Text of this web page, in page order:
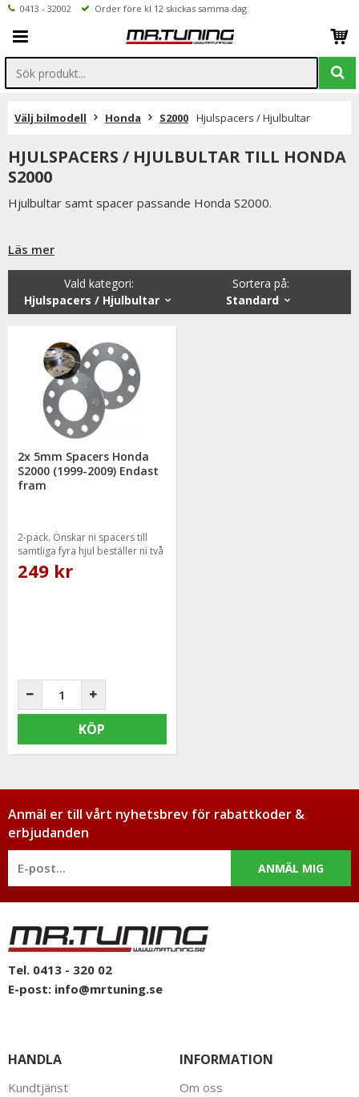
0413 - 32002 Order före kl 12 skickas samma dag
Välj bilmodell Honda S2000 Hjulspacers / Hjulbultar
HJULSPACERS / HJULBULTAR TILL HONDA
S2000
Hjulbultar samt spacer passande Honda S2000.
låsbultar som är helt rundade & de har även lös ytterring.
Detta i samband med låsbultar, som vi även erbjuder, minskar
avesvärt stöldrisken.
resulterar i att våra spacers ger exceptionell balans.
Vi på Mr Tuning har själva ett stort intresse för bilstyling &
biltuning, därför vet vi att de produkter vi erbjuder håller
måttet då vi aldrig skulle erbjuda någonting vi själva inte skulle
välja att använda.
Alla spacers till Honda S2000 har bultmönster 5/114,3.
Läs mer
Sortera på:
Standard
Vald kategori:
Hjulspacers / Hjulbultar
2x 5mm Spacers Honda
S2000 (1999-2009) Endast
fram
2-pack. Önskar ni spacers till
samtliga fyra hjul beställer ni två
paket.
249 kr
KÖP
Anmäl er till vårt nyhetsbrev för rabattkoder &
erbjudanden
ANMÄL MIG
Tel. 0413 - 320 02
E-post: info@mrtuning.se
HANDLA
Kundtjänst
INFORMATION
Om oss